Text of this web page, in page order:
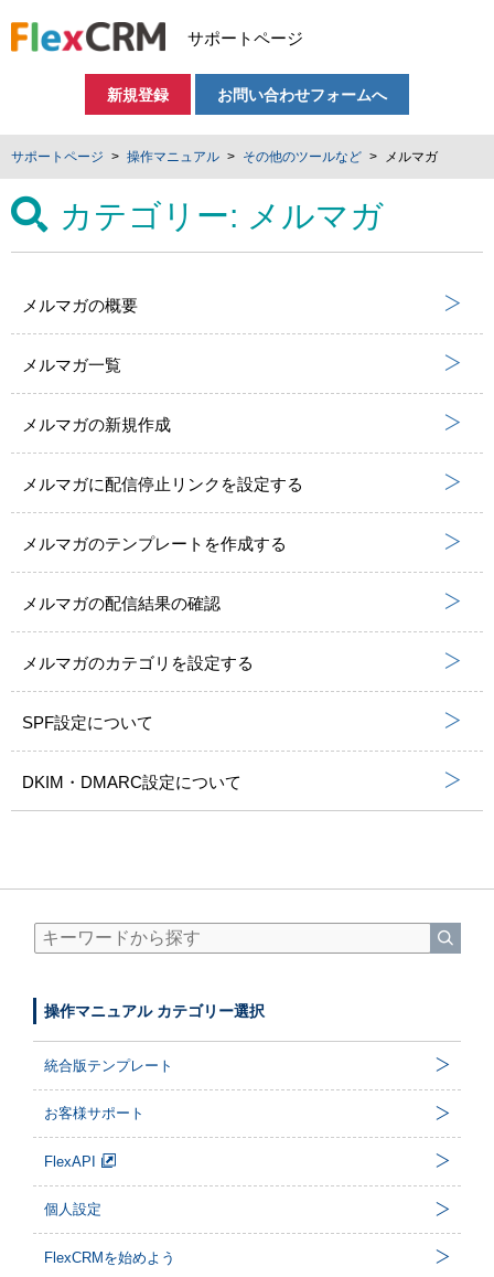
サポートページ
新規登録 お問い合わせフォームへ
サポートページ 操作マニュアル その他のツールなど メルマガ
カテゴリー: メルマガ
メルマガの概要
メルマガ一覧
メルマガの新規作成
メルマガに配信停止リンクを設定する
メルマガのテンプレートを作成する
メルマガの配信結果の確認
メルマガのカテゴリを設定する
SPF設定について
DKIM・DMARC設定について
操作マニュアル カテゴリー選択
統合版テンプレート
お客様サポート
FlexAPI
個人設定
FlexCRMを始めよう